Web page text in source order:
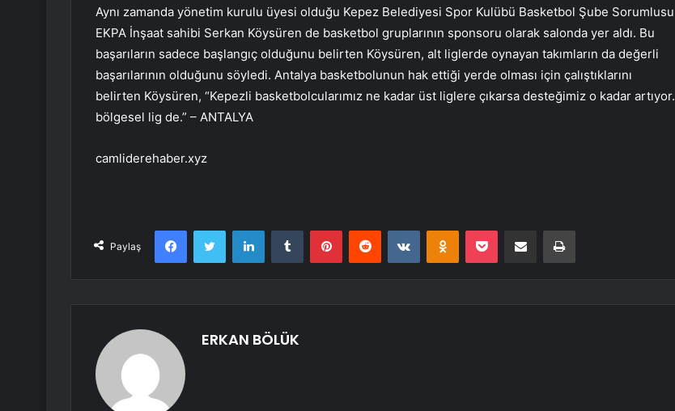
Aynı zamanda yönetim kurulu üyesi olduğu Kepez Belediyesi Spor Kulübü Basketbol Şube Sorumlusu
EKPA İnşaat sahibi Serkan Köysüren de basketbol gruplarının sponsoru olarak salonda yer aldı. Bu
başarıların sadece başlangıç ​​olduğunu belirten Köysüren, alt liglerde oynayan takımların da değerli
başarılarının olduğunu söyledi. Antalya basketbolunun hak ettiği yerde olması için çalıştıklarını
belirten Köysüren, “Kepezli basketbolcularımız ne kadar üst liglere çıkarsa desteğimiz o kadar artıyor.
bölgesel lig de.” – ANTALYA
camliderehaber.xyz
Paylaş
FacebookTwitter LinkedInTumblr PinterestReddit VKontakteOdnoklassniki
Pocket E-Posta ile paylaş Yazdır
ERKAN BÖLÜK